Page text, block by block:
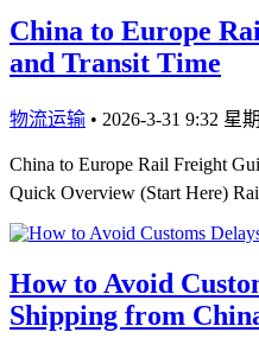
China to Europe
and Transit Time
物流运输 • 2026-3-31 9:32 星
China to Europe Rail Freight
Quick Overview (Start Here)
How to Avoid
Shipping from